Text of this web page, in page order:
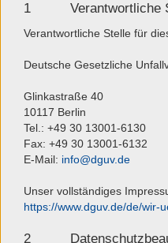
1 Verantwortliche
Verantwortliche Stelle für
Deutsche Gesetzliche
Glinkastraße 40
10117 Berlin
Tel.: +49 30 13001-6130
Fax: +49 30 13001-6132
E-Mail: info@dguv.de
Unser vollständiges
https://www.dguv.de/de/wir-
2